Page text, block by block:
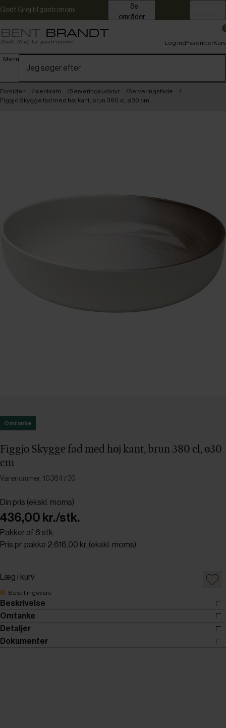
Godt Grej til gastronomi
områder
Menu
Log indFavoritterKurv
Forsiden Isenkram Serveringsudstyr
Serveringsfade
Figgjo Skygge fad med høj kant, brun 380 cl, ø30 cm
Omtanke
Figgjo Skygge fad med høj kant, brun 380 cl, ø30
cm
Varenummer: 10364730
Din pris (ekskl. moms)
436,00 kr./stk.
Pakker af 6 stk.
Pris pr. pakke 2.616,00 kr. (ekskl. moms)
Læg i kurv
Bestillingsvare
Beskrivelse
Omtanke
Detaljer
Dokumenter